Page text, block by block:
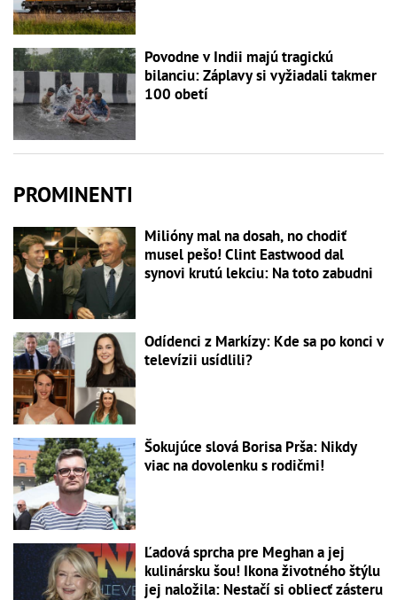
Povodne v Indii majú tragickú
bilanciu: Záplavy si vyžiadali takmer
100 obetí
PROMINENTI
Milióny mal na dosah, no chodiť
musel pešo! Clint Eastwood dal
synovi krutú lekciu: Na toto zabudni
Odídenci z Markízy: Kde sa po konci v
televízii usídlili?
Šokujúce slová Borisa Prša: Nikdy
viac na dovolenku s rodičmi!
Ľadová sprcha pre Meghan a jej
kulinársku šou! Ikona životného štýlu
jej naložila: Nestačí si obliecť zásteru